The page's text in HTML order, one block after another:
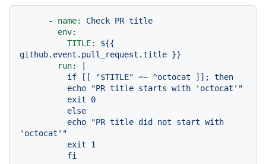
- name: Check PR title
env:
TITLE:
${{
github.event.pull_request.title }}
run:
'octocat'"